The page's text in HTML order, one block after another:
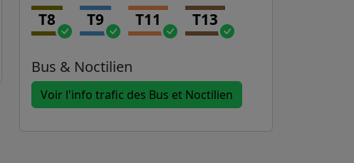
T8 T9 T11 T13
Bus & Noctilien
Voir l'info trafic des Bus et Noctilien